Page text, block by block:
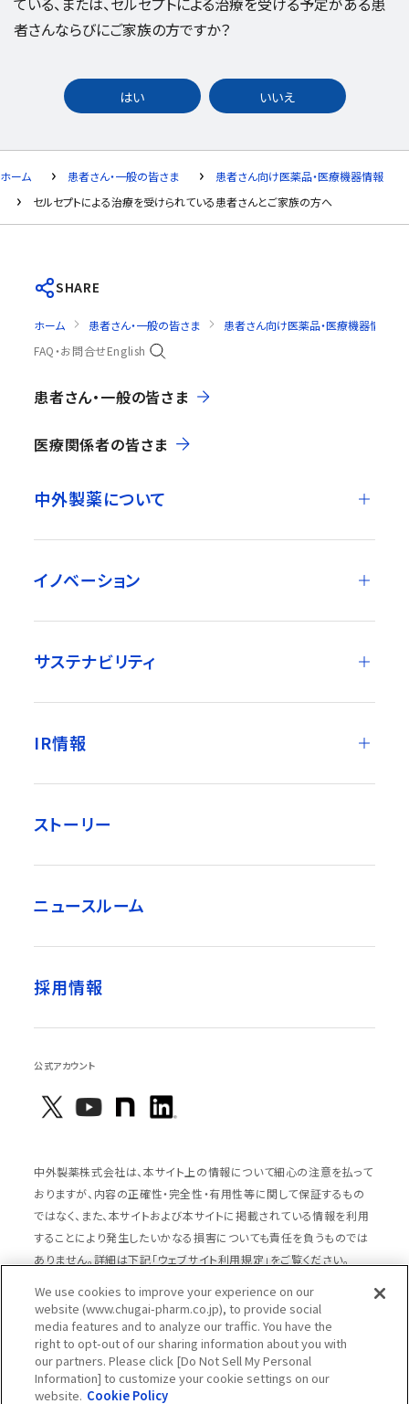
者さんならびにご家族の方ですか？
はい いいえ
ホーム 患者さん・一般の皆さま
患者さん向け医薬品・医療機器情報
セルセプトによる治療を受けられている患者さんとご家族の方へ
SHARE
ホーム 患者さん・一般の皆さま
患者さん向け医薬品・医療機器情報
FAQ・お問合せEnglish
患者さん・一般の皆さま
医療関係者の皆さま
中外製薬について
イノベーション
サステナビリティ
IR情報
ストーリー
ニュースルーム
採用情報
公式アカウント
中外製薬株式会社は、本サイト上の情報について細心の注意を払って
おりますが、内容の正確性・完全性・有用性等に関して保証するもの
ではなく、また、本サイトおよび本サイトに掲載されている情報を利用
することにより発生したいかなる損害についても責任を負うものでは
ありません。詳細は下記「ウェブサイト利用規定」をご覧ください。
サイトマップ
ウェブサイト利用規定
個人情報の取扱いのご案内
ソーシャルメディアポリシー
推奨閲覧環境
ウェブアクセシビリティ対応
We use cookies to improve your experience on our
website (www.chugai-pharm.co.jp), to provide social
media features and to analyze our traffic. You have the
right to opt-out of our sharing information about you with
our partners. Please click [Do Not Sell My Personal
Information] to customize your cookie settings on our
website. Cookie Policy